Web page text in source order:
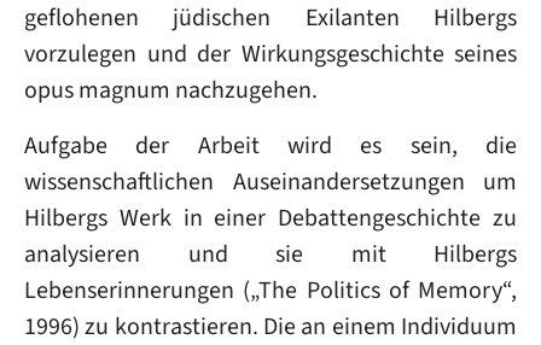
geflohenen jüdischen Exilanten Hilbergs
vorzulegen und der Wirkungsgeschichte seines
opus magnum nachzugehen.
Aufgabe der Arbeit wird es sein, die
wissenschaftlichen Auseinandersetzungen um
Hilbergs Werk in einer Debattengeschichte zu
analysieren und sie mit Hilbergs
Lebenserinnerungen („The Politics of Memory“,
1996) zu kontrastieren. Die an einem Individuum